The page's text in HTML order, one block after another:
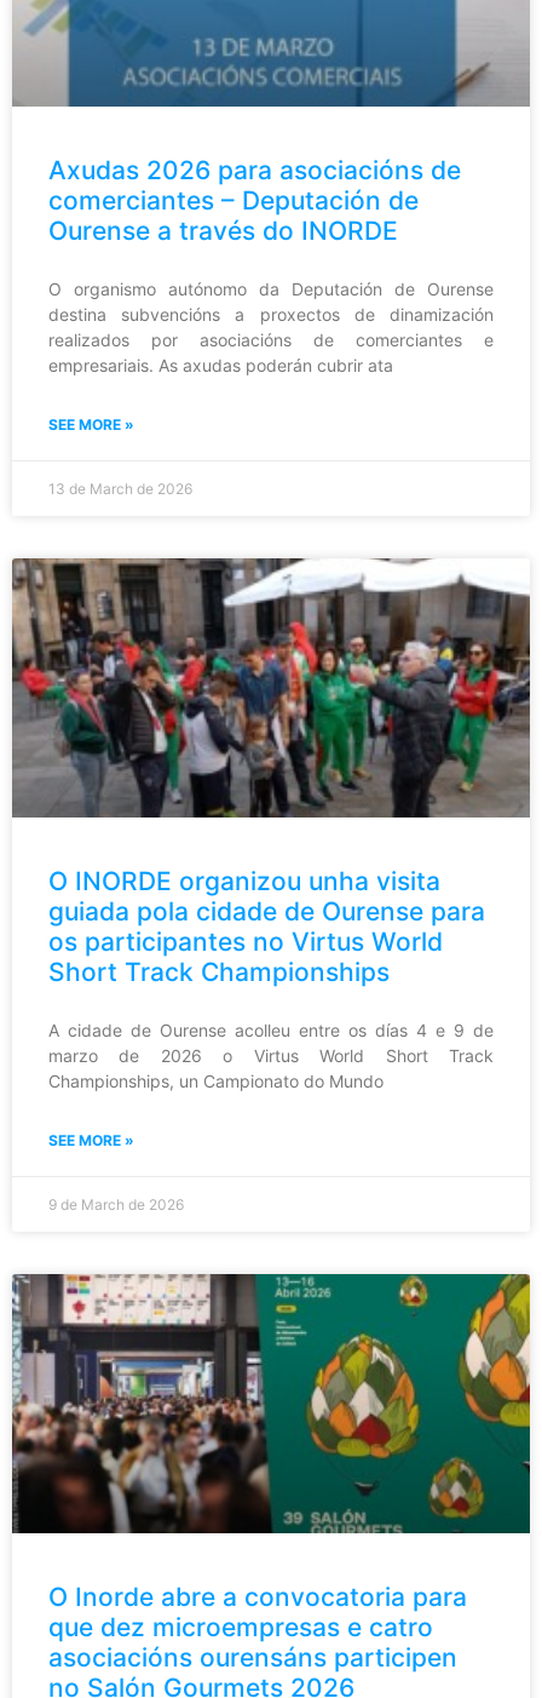
Axudas 2026 para asociacións de
comerciantes – Deputación de
Ourense a través do INORDE
O organismo autónomo da Deputación de Ourense
destina subvencións a proxectos de dinamización
realizados por asociacións de comerciantes e
empresariais. As axudas poderán cubrir ata
SEE MORE »
13 de March de 2026
O INORDE organizou unha visita
guiada pola cidade de Ourense para
os participantes no Virtus World
Short Track Championships
A cidade de Ourense acolleu entre os días 4 e 9 de
marzo de 2026 o Virtus World Short Track
Championships, un Campionato do Mundo
SEE MORE »
9 de March de 2026
O Inorde abre a convocatoria para
que dez microempresas e catro
asociacións ourensáns participen
no Salón Gourmets 2026